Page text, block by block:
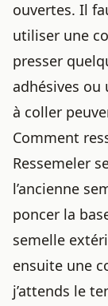
ouvertes. Il
utiliser une
presser
adhésives ou
à coller
Comment
Ressemeler
l’ancienne
poncer la
semelle
ensuite une
j’attends le